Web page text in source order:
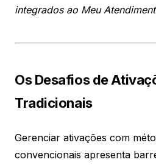
integrados ao Meu
Os Desafios de
Tradicionais
Gerenciar ativações com
convencionais apresenta